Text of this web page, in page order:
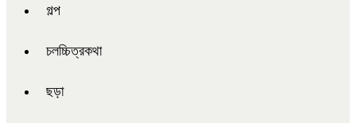
গল্প
চলচ্চিত্রকথা
ছড়া